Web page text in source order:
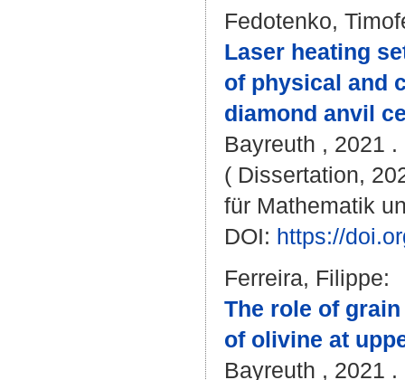
Fedotenko,
Laser heating
of physical and
diamond anvil
Bayreuth , 2021 .
( Dissertation,
für Mathematik
DOI: https://
Ferreira, Filippe:
The role of
of olivine at
Bayreuth , 2021